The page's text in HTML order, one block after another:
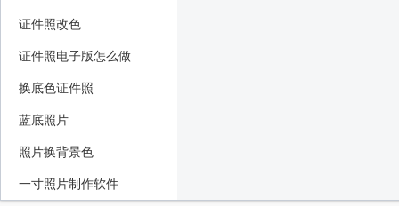
证件照改色
证件照电子版怎么做
换底色证件照
蓝底照片
照片换背景色
一寸照片制作软件